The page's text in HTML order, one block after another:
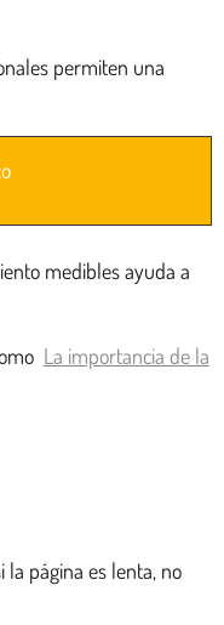
permiten una
medibles ayuda a
La importancia de la
página es lenta, no